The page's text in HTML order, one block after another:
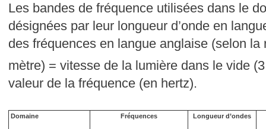
Les bandes de fréquence utilisées dans le
désignées par leur longueur d’onde en
des fréquences en langue anglaise (selon la
mètre) = vitesse de la lumière dans le vide
valeur de la fréquence (en hertz).
Domaine Fréquences Longueur d’ondes